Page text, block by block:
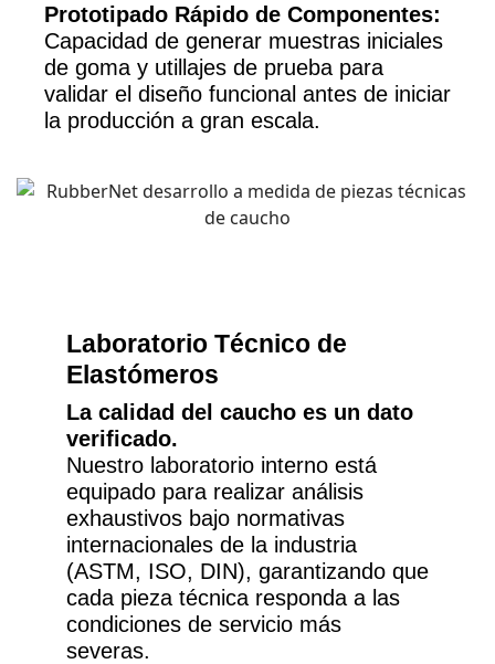
Prototipado Rápido de Componentes:
Capacidad de generar muestras iniciales
de goma y utillajes de prueba para
validar el diseño funcional antes de iniciar
la producción a gran escala.
Laboratorio Técnico de
Elastómeros
La calidad del caucho es un dato
verificado.
Nuestro laboratorio interno está
equipado para realizar análisis
exhaustivos bajo normativas
internacionales de la industria
(ASTM, ISO, DIN), garantizando que
cada pieza técnica responda a las
condiciones de servicio más
severas.